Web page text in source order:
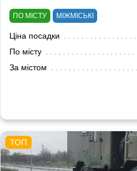
ПО МІСТУ МІЖМІСЬКІ
Ціна посадки
По місту
За містом